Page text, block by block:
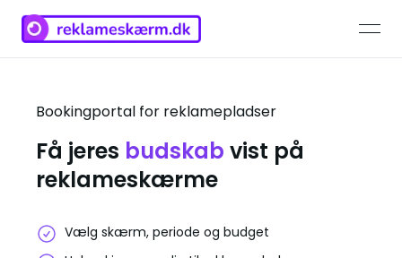
Bookingportal for reklamepladser
Få jeres budskab vist på
reklameskærme
Vælg skærm, periode og budget